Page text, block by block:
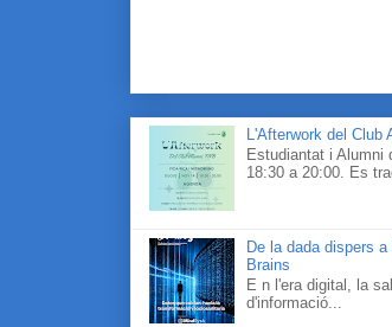
L'Afterwork del Club
Estudiantat i
18:30 a 20:00. Es
De la dada dispers
Brains
E n l'era digital, la
d'informació...